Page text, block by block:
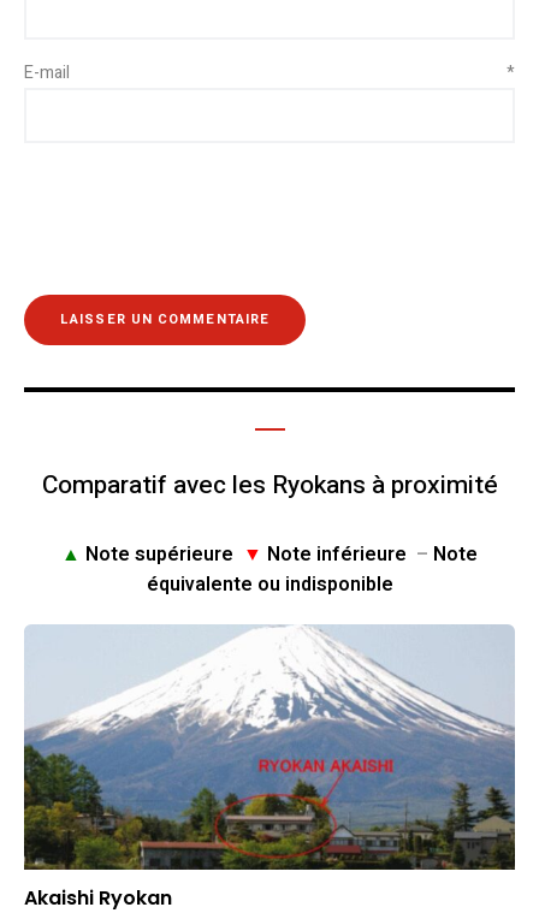
E-mail *
Comparatif avec les Ryokans à proximité
▲ Note supérieure ▼ Note inférieure – Note
équivalente ou indisponible
Akaishi Ryokan